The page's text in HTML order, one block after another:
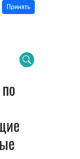
Принять